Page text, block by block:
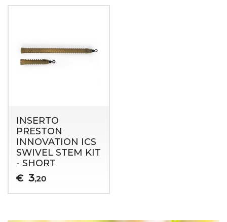
INSERTO
PRESTON
INNOVATION ICS
SWIVEL STEM KIT
- SHORT
€ 3,20